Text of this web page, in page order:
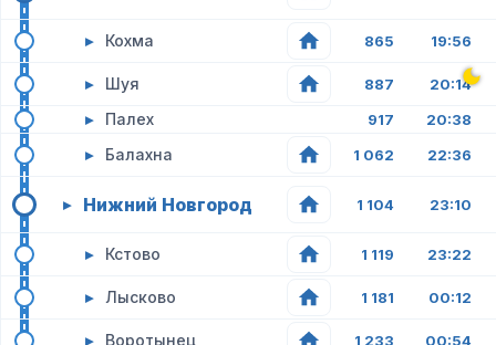
▸ Кохма 865 19:56
▸ Шуя 887 20:14
▸ Палех 917 20:38
▸ Балахна 1 062 22:36
▸ Нижний Новгород 1 104 23:10
▸ Кстово 1 119 23:22
▸ Лысково 1 181 00:12
▸ Воротынец 1 233 00:54